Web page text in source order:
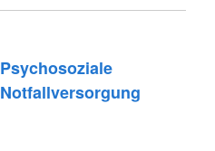
Psychosoziale
Notfallversorgung